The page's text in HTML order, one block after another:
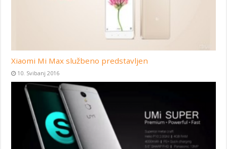
Xiaomi Mi Max službeno predstavljen
10. Svibanj 2016